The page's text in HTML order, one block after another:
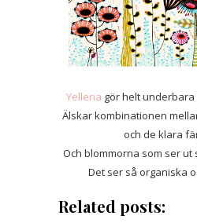
Yellena gör helt
Älskar kombinationen
och de klara
Och blommorna som ser ut
Det ser så organiska
Related posts: